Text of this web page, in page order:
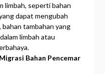
limbah, seperti bahan
dapat mengubah
bahan tambahan yang
limbah atau
Bahan Pencemar